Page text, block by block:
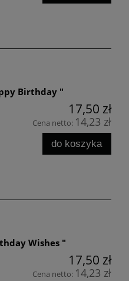
Birthday "
17,50 zł
Cena netto: 14,23 zł
do koszyka
Wishes "
17,50 zł
Cena netto: 14,23 zł